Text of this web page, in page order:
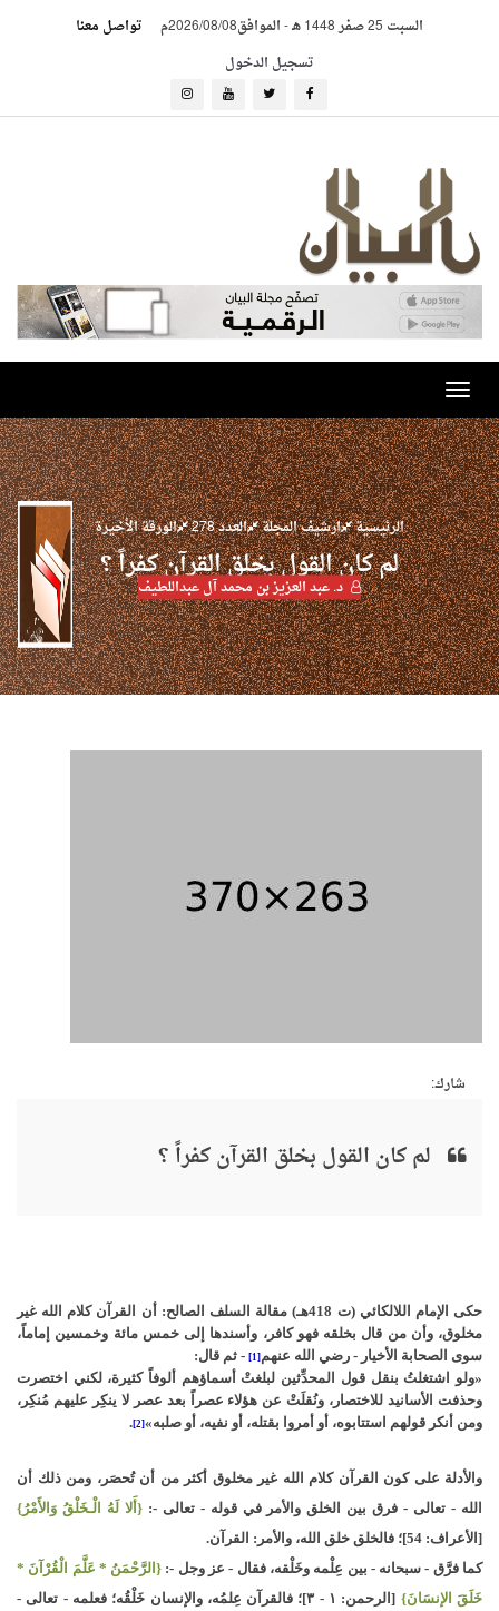
السبت 25 صفر 1448 هـ -الموافق2026/08/08م
تواصل معنا
تسجيل الدخول
Toggle
navigation
الرئيسية ارشيف المجلة العدد 278 الورقة الأخيرة
لم كان القول بخلق القرآن كفراً ؟
د. عبد العزيز بن محمد آل عبداللطيف
شارك:
لم كان القول بخلق القرآن كفراً ؟
حكى الإمام اللالكائي (ت 418هـ) مقالة السلف الصالح: أن القرآن كلام الله غير
مخلوق، وأن من قال بخلقه فهو كافر، وأسندها إلى خمس مائة وخمسين إماماً،
سوى الصحابة الأخيار - رضي الله عنهم [1]
- ثم قال:
«ولو اشتغلتُ بنقل قول المحدِّثين لبلغتْ أسماؤهم ألوفاً كثيرة، لكني اختصرت
وحذفت الأسانيد للاختصار، ونُقلَتْ عن هؤلاء عصراً بعد عصر لا ينكِر عليهم مُنكِر،
ومن أنكر قولهم استتابوه، أو أمروا بقتله، أو نفيه، أو صلبه»[2]
.
والأدلة على كون القرآن كلام الله غير مخلوق أكثر من أن تُحصَر، ومن ذلك أن
الله - تعالى - فرق بين الخلق والأمر في قوله - تعالى -:{أَلا لَهُ الْـخَلْقُ وَالأَمْرُ}
[الأعراف: 54]؛ فالخلق خلق الله، والأمر: القرآن.
كما فرَّق - سبحانه - بين عِلْمه وخَلْقه، فقال - عز وجل -: {الرَّحْمَنُ * عَلَّمَ الْقُرْآنَ *
خَلَقَ الإنسَانَ}
[الرحمن: ١ - ٣]؛ فالقرآن عِلمُه، والإنسان خَلْقُه؛ فعلمه - تعالى -